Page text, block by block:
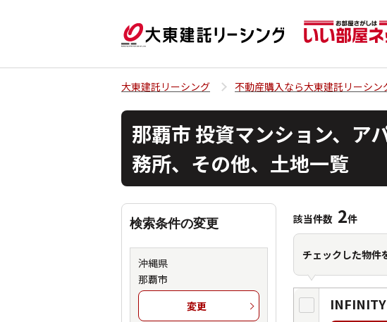
大東建託リーシング 不動産購入なら大東建託リーシン
那覇市 投資マンション、ア
務所、その他、土地一覧
該当件数 2件
チェックした物件
検索条件の変更
沖縄県
那覇市
変更